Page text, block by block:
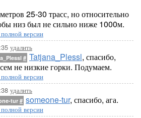
25-30 трасс, но относительно
низ был не сильно ниже 1000м.
версии
удалить
# Tatjana_Plessl, спасибо,
не низкие горки. Подумаем.
версии
удалить
tur # someone-tur, спасибо, ага.
версии